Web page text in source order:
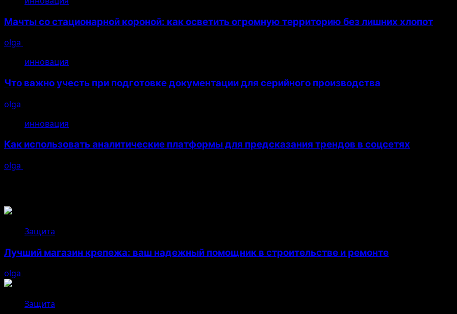
Мачты со стационарной короной: как осветить огромную территорию без лишних хлопот
olga
инновация
Что важно учесть при подготовке документации для серийного производства
olga
инновация
Как использовать аналитические платформы для предсказания трендов в соцсетях
olga
Защита
Лучший магазин крепежа: ваш надежный помощник в строительстве и ремонте
olga
Защита